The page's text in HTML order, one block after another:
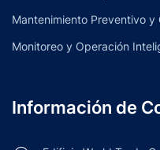
Mantenimiento Preventivo y
Monitoreo y Operación
Información de